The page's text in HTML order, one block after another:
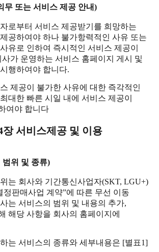
무 또는 서비스 제공 안내)
로부터 서비스 제공받기를 희망하는
공하여야 하나 불가항력적인 사유 또는
유로 인하여 즉시적인 서비스 제공이
가 운영하는 서비스 홈페이지 게시 및
행하여야 합니다.
제공이 불가한 사유에 대한 즉각적인
대한 빠른 시일 내에 서비스 제공이
여야 합니다
장 서비스제공 및 이용
범위 및 종류)
는 회사와 기간통신사업자(SKT, LGU+)
정판매사업 계약”에 따른 무선 이동
는 서비스의 범위 및 내용의 추가,
해당 사항을 회사의 홈페이지에
는 서비스의 종류와 세부내용은 [별표1]